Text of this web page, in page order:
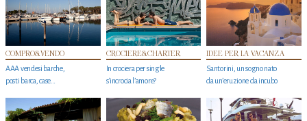
COMPRO&VENDO
AAA vendesi barche,
posti barca, case…
CROCIERE&CHARTER
In crociera per single
s'incrocia l’amore?
IDEE PER LA VACANZA
Santorini, un sogno nato
da un’eruzione da incubo